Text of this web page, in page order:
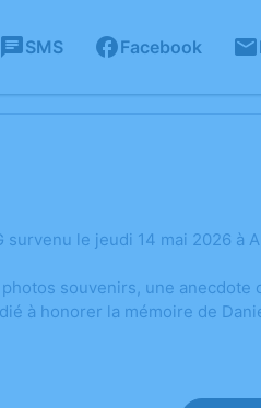
SMS Facebook
le jeudi 14 mai 2026 à
souvenirs, une anecdote
à honorer la mémoire de